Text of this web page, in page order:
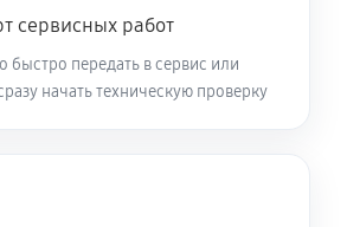
сервисных работ
передать в сервис или
начать техническую проверку